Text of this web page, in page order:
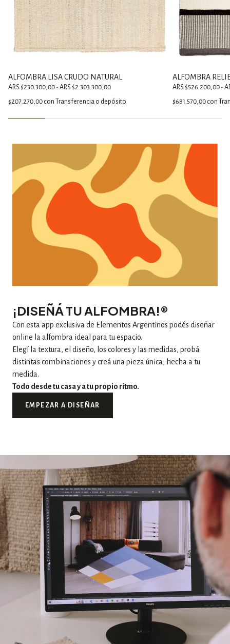
ALFOMBRA LISA CRUDO NATURAL
ARS $230.300,00 - ARS $2.303.300,00
$207.270,00 con Transferencia o depósito
ALFOMBRA
ARS $526.200,00 -
$681.570,00 con
¡DISEÑÁ TU ALFOMBRA!®
Con esta app exclusiva de Elementos Argentinos podés diseñar
online la alfombra ideal para tu espacio.
Elegí la textura, el diseño, los colores y las medidas, probá
distintas combinaciones y creá una pieza única, hecha a tu
medida.
Todo desde tu casa y a tu propio ritmo.
EMPEZAR A DISEÑAR